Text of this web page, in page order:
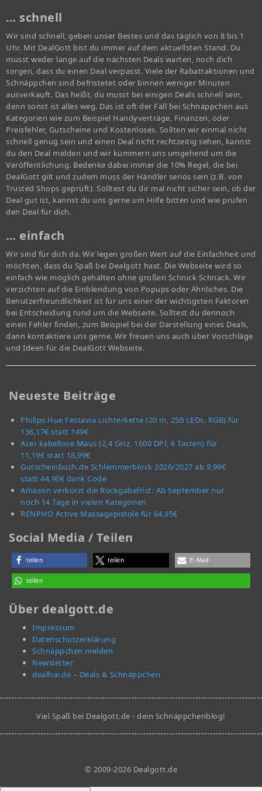
… schnell
Wir sind schnell, geben unser Bestes und das täglich von 8 bis 1
Uhr. Mit DealGott bist du immer auf dem aktuellsten Stand. Du
musst weder lange auf die nächsten Deals warten, noch dich
sorgen, dass du einen Deal verpasst. Viele der Rabattaktionen und
Schnäppchen sind befristetet oder binnen weniger Minuten
ausverkauft. Das heißt, du musst bei einigen Deals schnell sein,
denn sonst ist alles weg. Das ist oft der Fall bei Schnäppchen aus
Kategorien wie zum Beispiel Handyverträge, Finanzen, oder
Preisfehler, Gutscheine und Kostenloses. Sollten wir einmal nicht
schnell genug sein und einen Deal nicht rechtzeitig sehen, kannst
du den Deal melden und wir kümmern uns umgehend um die
Veröffentlichung. Bedenke dabei immer die 10% Regel, die bei
DealGott gilt und zudem muss der Händler seriös sein (z.B. von
Trusted Shops geprüft). Solltest du dir mal nicht sicher sein, ob der
Deal gut ist, kannst du uns gerne um Hilfe bitten und wie prüfen
den Deal für dich.
… einfach
Wir sind für dich da. Wir legen großen Wert auf die Einfachheit und
möchten, dass du Spaß bei Dealgott hast. Die Webseite wird so
einfach wie möglich gehalten ohne großen Schnick Schnack. Wir
verzichten auf die Einblendung von Popups oder Ähnliches. Die
Benutzerfreundlichkeit ist für uns einer der wichtigsten Faktoren
bei Entscheidung rund um die Webseite. Solltest du dennoch
einen Fehler finden, zum Beispiel bei der Darstellung eines Deals,
dann kontaktiere uns gerne. Wir freuen uns auch über Vorschläge
und Ideen für die DealGott Webseite.
Neueste Beiträge
Philips Hue Festavia Lichterkette (20 m, 250 LEDs, RGB) für
136,17€ statt 149€
Acer kabellose Maus (2,4 GHz, 1600 DPI, 6 Tasten) für
11,19€ statt 18,99€
Gutscheinbuch.de Schlemmerblock 2026/2027 ab 9,99€
statt 44,90€ dank Code
Amazon verkürzt die Rückgabefrist: Ab September nur
noch 14 Tage in vielen Kategorien
RENPHO Active Massagepistole für 64,95€
Social Media / Teilen
teilen teilen E-Mail
teilen
Über dealgott.de
Impressum
Datenschutzerklärung
Schnäppchen melden
Newsletter
dealhai.de – Deals & Schnäppchen
Viel Spaß bei Dealgott.de - dein Schnäppchenblog!
© 2009-2026 Dealgott.de